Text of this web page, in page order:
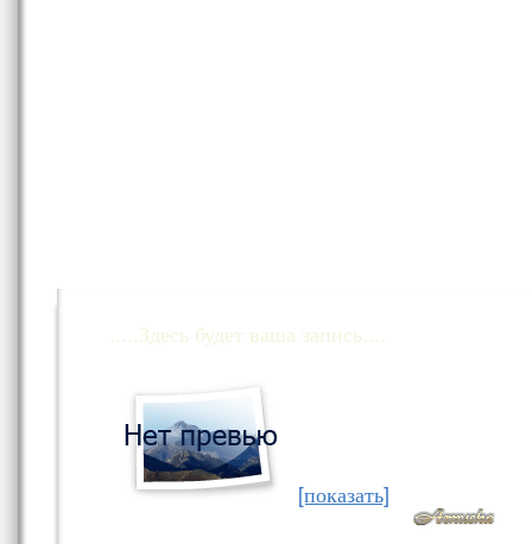
.....Здесь будет ваша запись....
[показать]